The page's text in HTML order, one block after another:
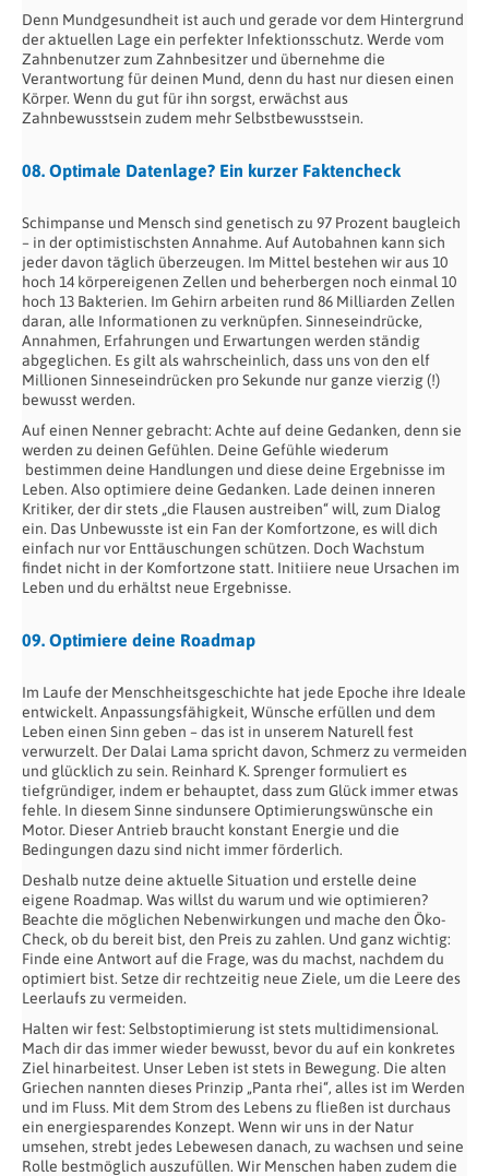
Denn Mundgesundheit ist auch und gerade vor dem Hintergrund
der aktuellen Lage ein perfekter Infektionsschutz. Werde vom
Zahnbenutzer zum Zahnbesitzer und übernehme die
Verantwortung für deinen Mund, denn du hast nur diesen einen
Körper. Wenn du gut für ihn sorgst, erwächst aus
Zahnbewusstsein zudem mehr Selbstbewusstsein.
08. Optimale Datenlage? Ein kurzer Faktencheck
Schimpanse und Mensch sind genetisch zu 97 Prozent baugleich
– in der optimistischsten Annahme. Auf Autobahnen kann sich
jeder davon täglich überzeugen. Im Mittel bestehen wir aus 10
hoch 14 körpereigenen Zellen und beherbergen noch einmal 10
hoch 13 Bakterien. Im Gehirn arbeiten rund 86 Milliarden Zellen
daran, alle Informationen zu verknüpfen. Sinneseindrücke,
Annahmen, Erfahrungen und Erwartungen werden ständig
abgeglichen. Es gilt als wahrscheinlich, dass uns von den elf
Millionen Sinneseindrücken pro Sekunde nur ganze vierzig (!)
bewusst werden.
Auf einen Nenner gebracht: Achte auf deine Gedanken, denn sie
werden zu deinen Gefühlen. Deine Gefühle wiederum
bestimmen deine Handlungen und diese deine Ergebnisse im
Leben. Also optimiere deine Gedanken. Lade deinen inneren
Kritiker, der dir stets „die Flausen austreiben“ will, zum Dialog
ein. Das Unbewusste ist ein Fan der Komfortzone, es will dich
einfach nur vor Enttäuschungen schützen. Doch Wachstum
findet nicht in der Komfortzone statt. Initiiere neue Ursachen im
Leben und du erhältst neue Ergebnisse.
09. Optimiere deine Roadmap
Im Laufe der Menschheitsgeschichte hat jede Epoche ihre Ideale
entwickelt. Anpassungsfähigkeit, Wünsche erfüllen und dem
Leben einen Sinn geben – das ist in unserem Naturell fest
verwurzelt. Der Dalai Lama spricht davon, Schmerz zu vermeiden
und glücklich zu sein. Reinhard K. Sprenger formuliert es
tiefgründiger, indem er behauptet, dass zum Glück immer etwas
fehle. In diesem Sinne sindunsere Optimierungswünsche ein
Motor. Dieser Antrieb braucht konstant Energie und die
Bedingungen dazu sind nicht immer förderlich.
Deshalb nutze deine aktuelle Situation und erstelle deine
eigene Roadmap. Was willst du warum und wie optimieren?
Beachte die möglichen Nebenwirkungen und mache den Öko-
Check, ob du bereit bist, den Preis zu zahlen. Und ganz wichtig:
Finde eine Antwort auf die Frage, was du machst, nachdem du
optimiert bist. Setze dir rechtzeitig neue Ziele, um die Leere des
Leerlaufs zu vermeiden.
Halten wir fest: Selbstoptimierung ist stets multidimensional.
Mach dir das immer wieder bewusst, bevor du auf ein konkretes
Ziel hinarbeitest. Unser Leben ist stets in Bewegung. Die alten
Griechen nannten dieses Prinzip „Panta rhei“, alles ist im Werden
und im Fluss. Mit dem Strom des Lebens zu fließen ist durchaus
ein energiesparendes Konzept. Wenn wir uns in der Natur
umsehen, strebt jedes Lebewesen danach, zu wachsen und seine
Rolle bestmöglich auszufüllen. Wir Menschen haben zudem die